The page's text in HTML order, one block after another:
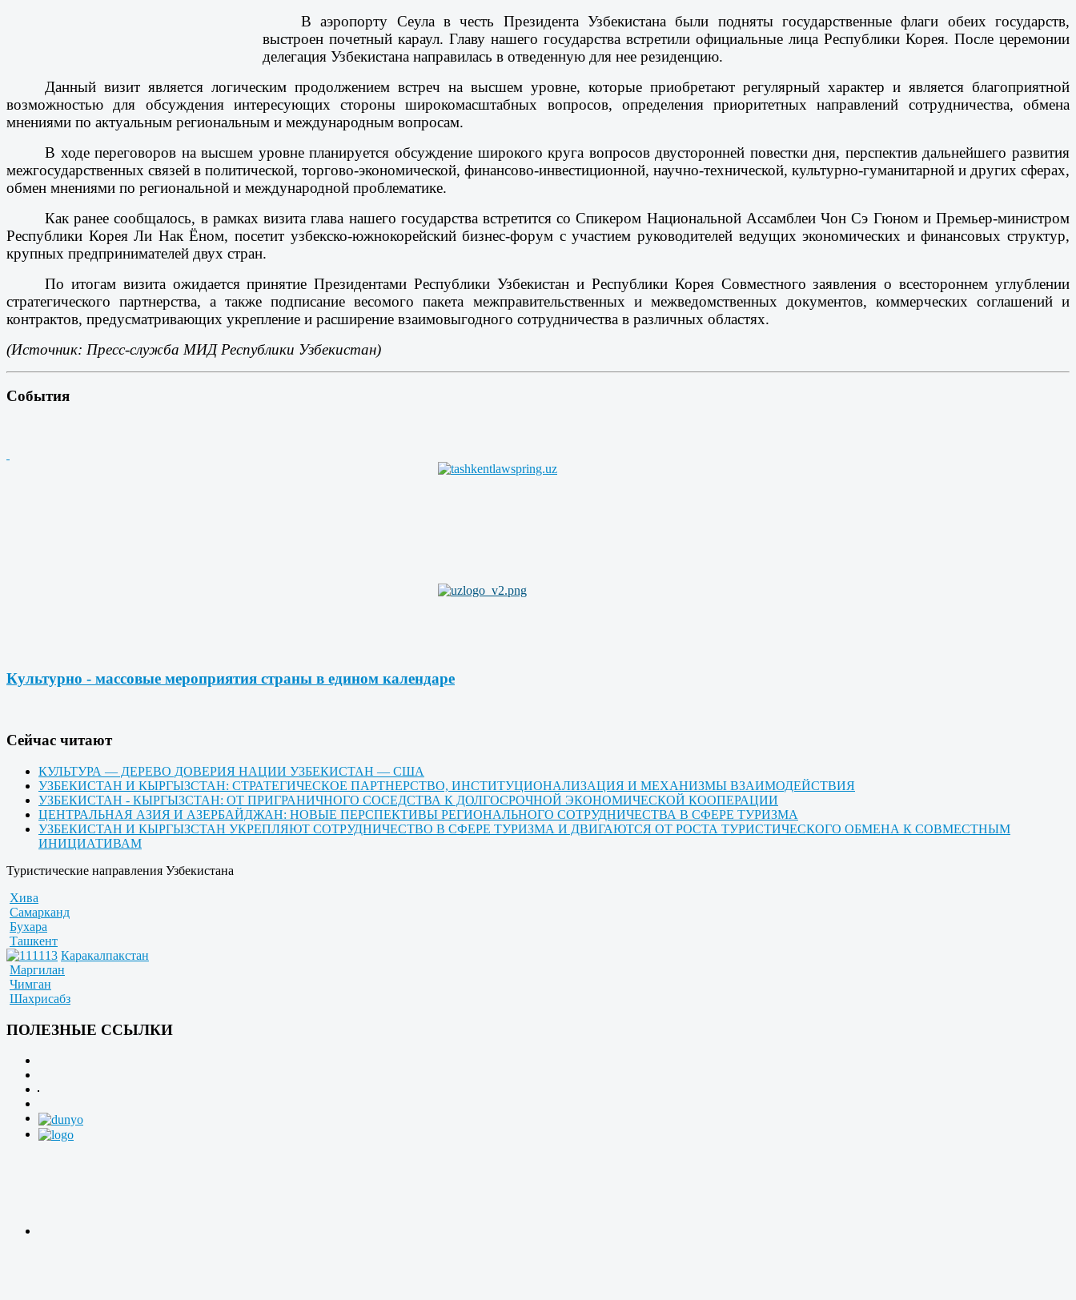
В аэропорту Сеула в честь Президента Узбекистана были подняты государственные флаги обеих государств,
выстроен почетный караул. Главу нашего государства встретили официальные лица Республики Корея. После церемонии
делегация Узбекистана направилась в отведенную для нее резиденцию.
Данный визит является логическим продолжением встреч на высшем уровне, которые приобретают регулярный характер и является благоприятной
возможностью для обсуждения интересующих стороны широкомасштабных вопросов, определения приоритетных направлений сотрудничества, обмена
мнениями по актуальным региональным и международным вопросам.
В ходе переговоров на высшем уровне планируется обсуждение широкого круга вопросов двусторонней повестки дня, перспектив дальнейшего развития
межгосударственных связей в политической, торгово-экономической, финансово-инвестиционной, научно-технической, культурно-гуманитарной и других сферах,
обмен мнениями по региональной и международной проблематике.
Как ранее сообщалось, в рамках визита глава нашего государства встретится со Спикером Национальной Ассамблеи Чон Сэ Гюном и Премьер-министром
Республики Корея Ли Нак Ёном, посетит узбекско-южнокорейский бизнес-форум с участием руководителей ведущих экономических и финансовых структур,
крупных предпринимателей двух стран.
По итогам визита ожидается принятие Президентами Республики Узбекистан и Республики Корея Совместного заявления о всестороннем углублении
стратегического партнерства, а также подписание весомого пакета межправительственных и межведомственных документов, коммерческих соглашений и
контрактов, предусматривающих укрепление и расширение взаимовыгодного сотрудничества в различных областях.
(Источник: Пресс-служба МИД Республики Узбекистан)
События
Культурно - массовые мероприятия страны в едином календаре
Cейчас читают
КУЛЬТУРА — ДЕРЕВО ДОВЕРИЯ НАЦИИ УЗБЕКИСТАН — США
УЗБЕКИСТАН И КЫРГЫЗСТАН: СТРАТЕГИЧЕСКОЕ ПАРТНЕРСТВО, ИНСТИТУЦИОНАЛИЗАЦИЯ И МЕХАНИЗМЫ ВЗАИМОДЕЙСТВИЯ
УЗБЕКИСТАН - КЫРГЫЗСТАН: ОТ ПРИГРАНИЧНОГО СОСЕДСТВА К ДОЛГОСРОЧНОЙ ЭКОНОМИЧЕСКОЙ КООПЕРАЦИИ
ЦЕНТРАЛЬНАЯ АЗИЯ И АЗЕРБАЙДЖАН: НОВЫЕ ПЕРСПЕКТИВЫ РЕГИОНАЛЬНОГО СОТРУДНИЧЕСТВА В СФЕРЕ ТУРИЗМА
УЗБЕКИСТАН И КЫРГЫЗСТАН УКРЕПЛЯЮТ СОТРУДНИЧЕСТВО В СФЕРЕ ТУРИЗМА И ДВИГАЮТСЯ ОТ РОСТА ТУРИСТИЧЕСКОГО ОБМЕНА К СОВМЕСТНЫМ
ИНИЦИАТИВАМ
Туристические направления Узбекистана
Хива
Самарканд
Бухара
Ташкент
Каракалпакстан
Маргилан
Чимган
Шахрисабз
ПОЛЕЗНЫЕ ССЫЛКИ